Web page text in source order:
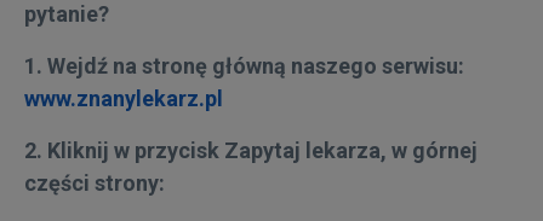
pytanie?
1. Wejdź na stronę główną naszego serwisu:
www.znanylekarz.pl
2. Kliknij w przycisk Zapytaj lekarza, w górnej
części strony: